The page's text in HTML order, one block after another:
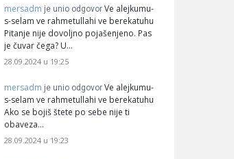
mersadm je unio odgovor Ve alejkumu-
s-selam ve rahmetullahi ve berekatuhu
Pitanje nije dovoljno pojašenjeno. Pas
je čuvar čega? U…
28.09.2024 u 19:25
mersadm je unio odgovor Ve alejkumu-
s-selam ve rahmetullahi ve berekatuhu
Ako se bojiš štete po sebe nije ti
obaveza…
28.09.2024 u 19:23